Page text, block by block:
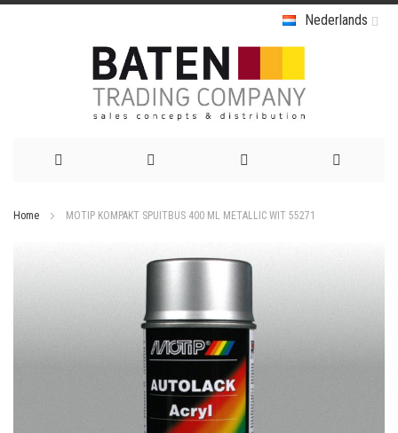
Nederlands
Home MOTIP KOMPAKT SPUITBUS 400 ML METALLIC WIT 55271